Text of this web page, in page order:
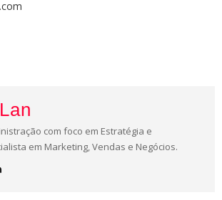
com foco em Estratégia e
em Marketing, Vendas e Negócios.